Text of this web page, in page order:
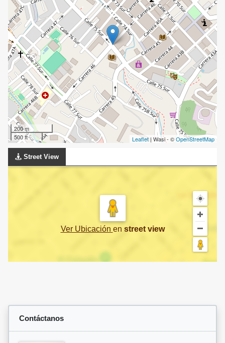
200 m
500 ft
Leaflet | Wasi - ©OpenStreetMap
Street View
Ver Ubicación en street view
Contáctanos